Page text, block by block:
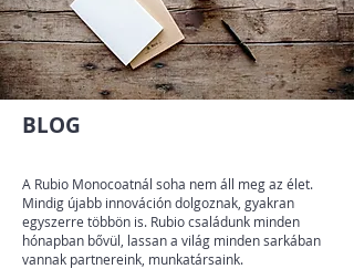
BLOG
A Rubio Monocoatnál soha nem áll meg az élet.
Mindig újabb innováción dolgoznak, gyakran
egyszerre többön is. Rubio családunk minden
hónapban bővül, lassan a világ minden sarkában
vannak partnereink, munkatársaink.